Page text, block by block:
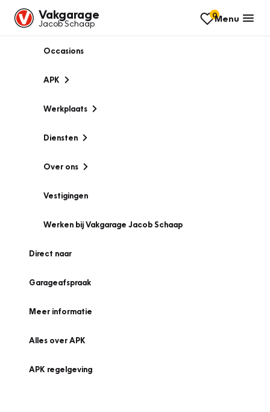
Vakgarage
Jacob Schaap
0Menu
Occasions
APK
Werkplaats
Diensten
Over ons
Vestigingen
Werken bij Vakgarage Jacob Schaap
Direct naar
Garageafspraak
Meer informatie
Alles over APK
APK regelgeving